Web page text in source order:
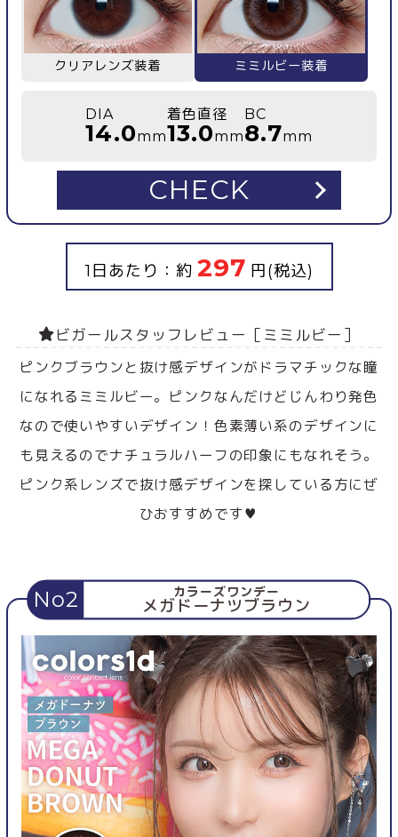
クリアレンズ装着 ミミルビー装着
DIA
14.0mm
着色直径
13.0mm
BC
8.7mm
CHECK
1日あたり：約 297 円(税込)
ビガールスタッフレビュー［ミミルビー］
ピンクブラウンと抜け感デザインがドラマチックな瞳
になれるミミルビー。ピンクなんだけどじんわり発色
なので使いやすいデザイン！色素薄い系のデザインに
も見えるのでナチュラルハーフの印象にもなれそう。
ピンク系レンズで抜け感デザインを探している方にぜ
ひおすすめです♥
No2 カラーズワンデー
メガドーナツブラウン